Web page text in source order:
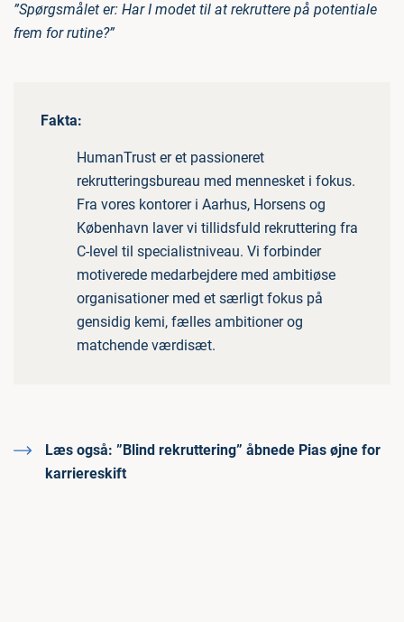
”Spørgsmålet er: Har I modet til at rekruttere på potentiale
frem for rutine?”
Fakta:
HumanTrust er et passioneret
rekrutteringsbureau med mennesket i fokus.
Fra vores kontorer i Aarhus, Horsens og
København laver vi tillidsfuld rekruttering fra
C-level til specialistniveau. Vi forbinder
motiverede medarbejdere med ambitiøse
organisationer med et særligt fokus på
gensidig kemi, fælles ambitioner og
matchende værdisæt.
Læs også: ”Blind rekruttering” åbnede Pias øjne for
karriereskift